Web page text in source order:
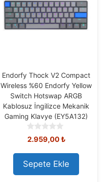
Endorfy Thock V2 Compact
Wireless %60 Endorfy Yellow
Switch Hotswap ARGB
Kablosuz İngilizce Mekanik
Gaming Klavye (EY5A132)
0
o
u
t
o
f
2.959,00₺
Sepete Ekle